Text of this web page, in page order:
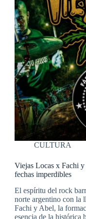
CULTURA
Viejas Locas x Fachi
fechas imperdibles
El espíritu del rock
norte argentino con la
Fachi y Abel, la
esencia de la histórica